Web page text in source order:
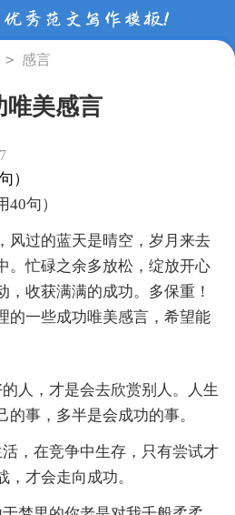
> 感言
唯美感言
句）
风过的蓝天是晴空，岁月来去
。忙碌之余多放松，绽放开心
，收获满满的成功。多保重！
的一些成功唯美感言，希望能
人，才是会去欣赏别人。人生
事，多半是会成功的事。
，在竞争中生存，只有尝试才
才会走向成功。